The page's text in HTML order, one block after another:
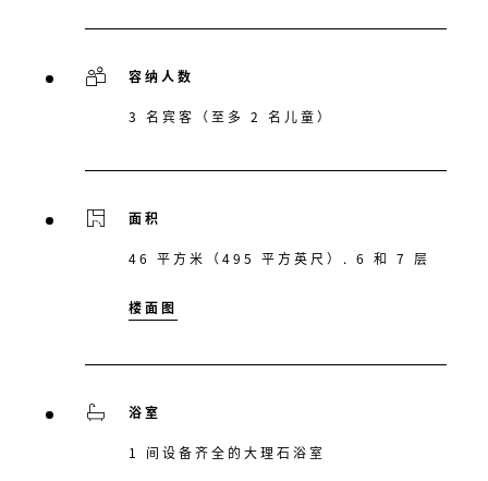
容纳人数
3 名宾客（至多 2 名儿童）
面积
46 平方米（495 平方英尺）. 6 和 7 层
楼面图
浴室
1 间设备齐全的大理石浴室